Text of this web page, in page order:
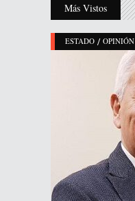
Más Vistos
ESTADO / OPINIÓN